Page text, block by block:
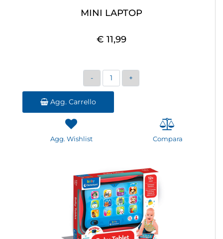
MINI LAPTOP
€ 11,99
Quantità
Agg. Carrello
Agg. Wishlist Compara